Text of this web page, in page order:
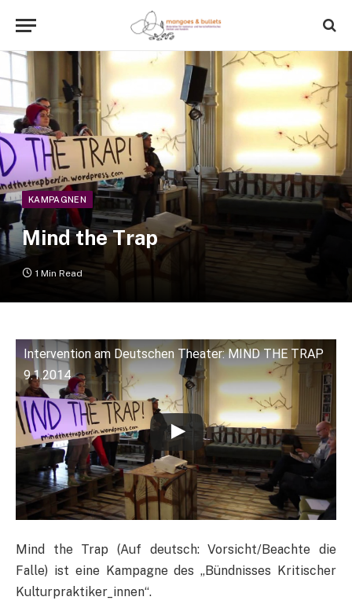
KAMPAGNEN
Mind the Trap
1 Min Read
Intervention am Deutschen Theater: MIND THE TRAP
9.1.2014
Mind the Trap (Auf deutsch: Vorsicht/Beachte die
Falle) ist eine Kampagne des „Bündnisses Kritischer
Kulturpraktiker_innen“.